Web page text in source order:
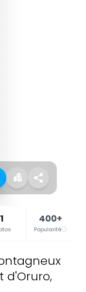
1 400+
Popularité
d'Oruro,